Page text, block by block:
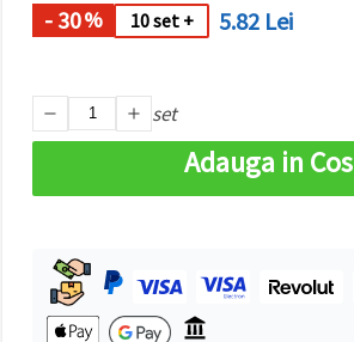
"Salvați"
toate!
Setări
- 30% 10 set + 5.82 Lei
set
Adauga in Cos